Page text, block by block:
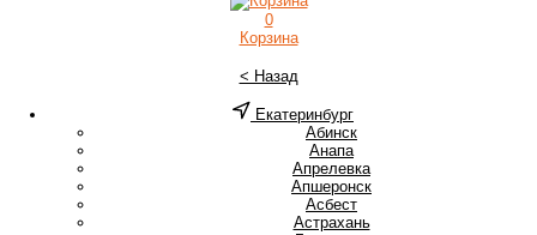
0
Корзина
< Назад
Екатеринбург
Абинск
Анапа
Апрелевка
Апшеронск
Асбест
Астрахань